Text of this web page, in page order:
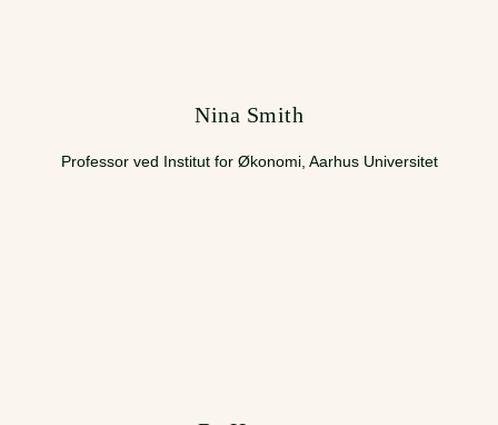
Nina Smith
Professor ved Institut for Økonomi, Aarhus Universitet